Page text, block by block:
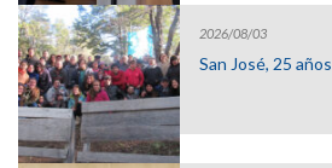
2026/08/03
San José, 25 años